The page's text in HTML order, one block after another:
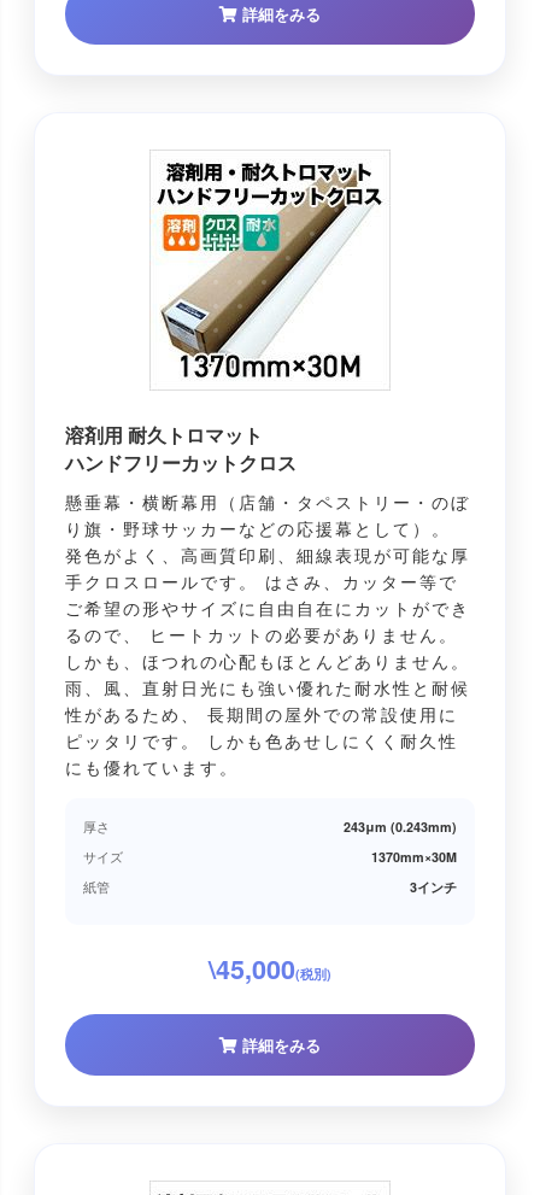
詳細をみる
溶剤用 耐久トロマット
ハンドフリーカットクロス
懸垂幕・横断幕用（店舗・タペストリー・のぼ
り旗・野球サッカーなどの応援幕として）。
発色がよく、高画質印刷、細線表現が可能な厚
手クロスロールです。 はさみ、カッター等で
ご希望の形やサイズに自由自在にカットができ
るので、 ヒートカットの必要がありません。
しかも、ほつれの心配もほとんどありません。
雨、風、直射日光にも強い優れた耐水性と耐候
性があるため、 長期間の屋外での常設使用に
ピッタリです。 しかも色あせしにくく耐久性
にも優れています。
厚さ
243μm (0.243mm)
サイズ
1370mm×30M
紙管
3インチ
\45,000(税別)
詳細をみる